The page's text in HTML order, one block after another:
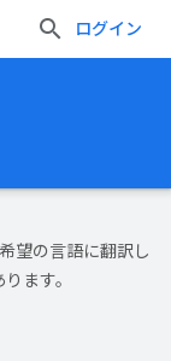
ログイン
望の言語に翻訳し
ます。